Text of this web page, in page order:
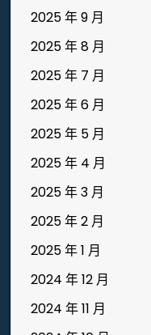
2025 年 9 月
2025 年 8 月
2025 年 7 月
2025 年 6 月
2025 年 5 月
2025 年 4 月
2025 年 3 月
2025 年 2 月
2025 年 1 月
2024 年 12 月
2024 年 11 月